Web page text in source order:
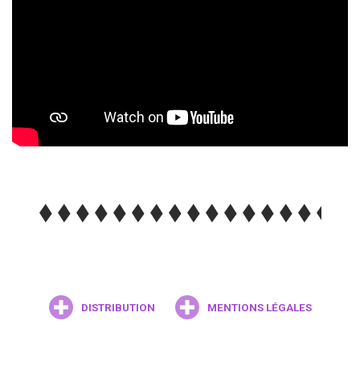
DISTRIBUTION MENTIONS LÉGALES